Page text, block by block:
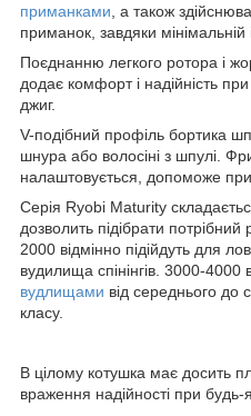
приманками , а також
приманок, завдяки мінімальній
Поєднанню легкого ротора і
додає комфорт і надійність при
джиг.
V-подібний профіль бортика
шнура або волосіні з шпулі.
налаштовується, допоможе
Серія Ryobi Maturity
дозволить підібрати
2000 відмінно підійдуть для
вудилища спінінгів. 3000-4000
вудлищами від середнього до
класу.
В цілому котушка має досить
враження надійності при будь-